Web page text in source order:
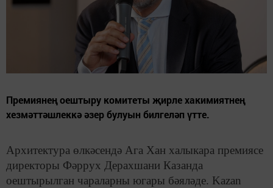
Премиянең оештыру комитеты җирле хакимиятнең
хезмәттәшлеккә әзер булуын билгеләп үтте.
Архитектура өлкәсендә Ага Хан халыкара премиясе
директоры Фәррух Дерахшани Казанда
оештырылган чараларны югары бәяләде. Kazan